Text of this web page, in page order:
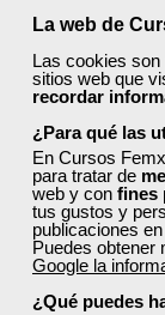
La web de
Las cookies son
sitios web que
recordar
¿Para qué las
En Cursos
para tratar de
web y con fines
tus gustos y
publicaciones
Puedes obtener
Google la
¿Qué puedes
Si
No,
Newsletter
Si, quiero
exclusivas
Términos y
He leído y
Registrarse